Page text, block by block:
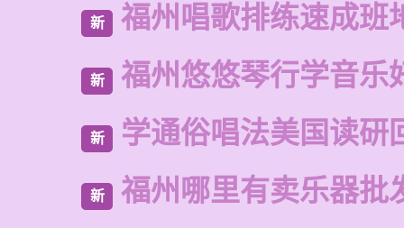
新 福州唱歌排练速成班
新 福州悠悠琴行学音乐
新 学通俗唱法美国读研
新 福州哪里有卖乐器批